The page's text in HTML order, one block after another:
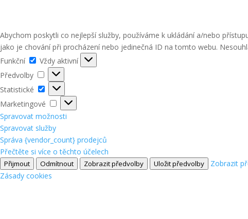
Abychom poskytli co nejlepší služby, používáme k ukládání a/nebo
jako je chování při procházení nebo jedinečná ID na tomto webu.
Funkční
Funkční
Vždy aktivní
Předvolby
Předvolby
Statistické
Statistické
Marketingové
Marketingové
Spravovat možnosti
Spravovat služby
Správa {vendor_count} prodejců
Přečtěte si více o těchto účelech
Přijmout Odmítnout Zobrazit předvolby Uložit předvolby
Zobrazit
Zásady cookies